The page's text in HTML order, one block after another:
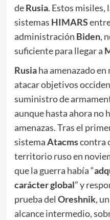
deRusia. Estos misiles,
sistemas HIMARS
administración Biden,
suficiente para llegar a
Rusiaha amenazado
atacar objetivos
suministro de
aunque hasta ahora no
amenazas. Tras el
sistemaAtacmscontra
territorio ruso en
que la guerra había “
carácter global” y
prueba del Oreshnik,
alcance intermedio,